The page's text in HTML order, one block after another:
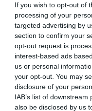
If you wish to opt-out of
processing of your
targeted advertising by
section to confirm your
opt-out request is
interest-based ads
us or personal
your opt-out. You may
disclosure of your
IAB’s list of
also be disclosed by us
L’Anpi divora se